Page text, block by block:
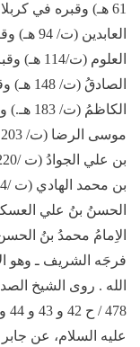
الاِمامُ محمدُ بنُ
فرجَه الشريف ـ وهو
الله . روى الشيخ
عليه السلام، عن